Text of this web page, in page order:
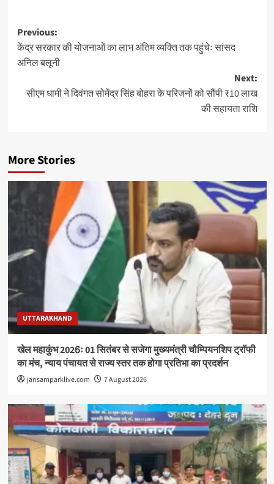
Post
navigation
Previous:
केंद्र सरकार की योजनाओं का लाभ अंतिम व्यक्ति तक पहुंचेः सांसद
अनिल बलूनी
Next:
सीएम धामी ने दिवंगत सोमेंद्र सिंह बोहरा के परिजनों को सौंपी ₹10 लाख
की सहायता राशि
More Stories
UTTARAKHAND
खेल महाकुंभ 2026ः 01 सितंबर से सजेगा मुख्यमंत्री चौम्पियनशिप ट्रॉफी
का मंच, न्याय पंचायत से राज्य स्तर तक होगा प्रतिभा का प्रदर्शन
jansamparklive.com 7 August 2026